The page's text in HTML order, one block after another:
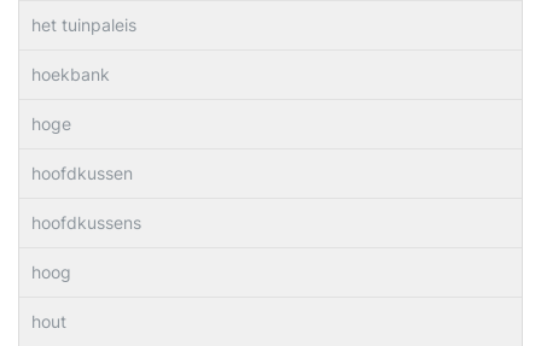
het tuinpaleis
hoekbank
hoge
hoofdkussen
hoofdkussens
hoog
hout